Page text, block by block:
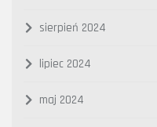
sierpień 2024
lipiec 2024
maj 2024